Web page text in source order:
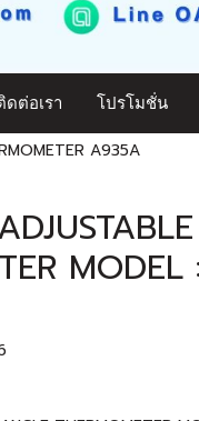
ดต่อเรา โปรโมชั่น
A935A